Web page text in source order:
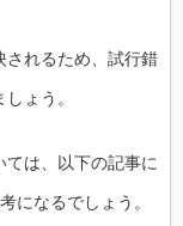
されるため、試行錯
ょう。
ては、以下の記事に
になるでしょう。